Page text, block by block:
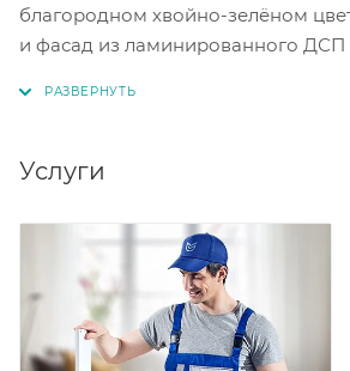
благородном хвойно-зелёном
и фасад из ламинированного
спальни или прихожей.
Услуги